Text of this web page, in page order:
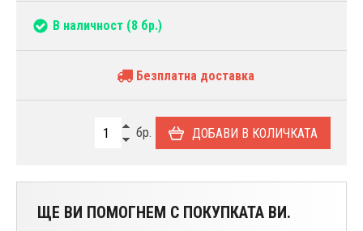
В наличност (8 бр.)
Безплатна доставка
бр. ДОБАВИ В КОЛИЧКАТА
ЩЕ ВИ ПОМОГНЕМ С ПОКУПКАТА ВИ.